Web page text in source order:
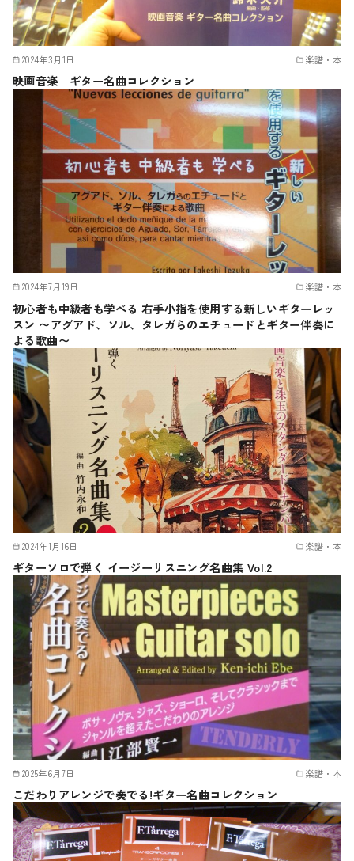
2024年3月1日 楽譜・本
映画音楽 ギター名曲コレクション
2024年7月19日 楽譜・本
初心者も中級者も学べる 右手小指を使用する新しいギターレッ
スン 〜アグアド、ソル、タレガらのエチュードとギター伴奏に
よる歌曲〜
2024年1月16日 楽譜・本
ギターソロで弾く イージーリスニング名曲集 Vol.2
2025年6月7日 楽譜・本
こだわりアレンジで奏でる!ギター名曲コレクション